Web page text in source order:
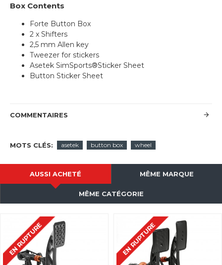
Box Contents
Forte Button Box
2 x Shifters
2,5 mm Allen key
Tweezer for stickers
Asetek SimSports®Sticker Sheet
Button Sticker Sheet
COMMENTAIRES
MOTS CLÉS: asetek button box wheel
AUSSI ACHETÉ MÊME MARQUE
MÊME CATÉGORIE
EN RUPTURE EN RUPTURE